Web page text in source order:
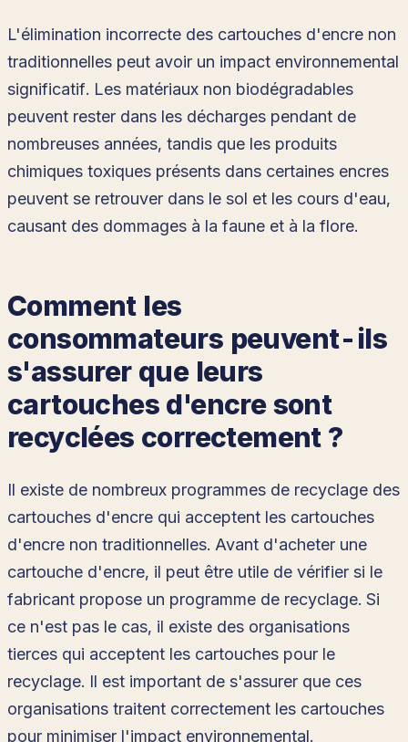
L'élimination incorrecte des cartouches d'encre non
traditionnelles peut avoir un impact environnemental
significatif. Les matériaux non biodégradables
peuvent rester dans les décharges pendant de
nombreuses années, tandis que les produits
chimiques toxiques présents dans certaines encres
peuvent se retrouver dans le sol et les cours d'eau,
causant des dommages à la faune et à la flore.
Comment les
consommateurs peuvent-ils
s'assurer que leurs
cartouches d'encre sont
recyclées correctement ?
Il existe de nombreux programmes de recyclage des
cartouches d'encre qui acceptent les cartouches
d'encre non traditionnelles. Avant d'acheter une
cartouche d'encre, il peut être utile de vérifier si le
fabricant propose un programme de recyclage. Si
ce n'est pas le cas, il existe des organisations
tierces qui acceptent les cartouches pour le
recyclage. Il est important de s'assurer que ces
organisations traitent correctement les cartouches
pour minimiser l'impact environnemental.